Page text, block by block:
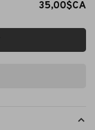
35,00$CA